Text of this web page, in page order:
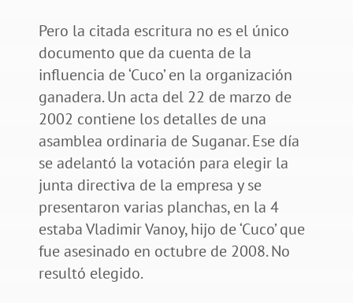
Pero la citada escritura no es el único
documento que da cuenta de la
influencia de ‘Cuco’ en la organización
ganadera. Un acta del 22 de marzo de
2002 contiene los detalles de una
asamblea ordinaria de Suganar. Ese día
se adelantó la votación para elegir la
junta directiva de la empresa y se
presentaron varias planchas, en la 4
estaba Vladimir Vanoy, hijo de ‘Cuco’ que
fue asesinado en octubre de 2008. No
resultó elegido.